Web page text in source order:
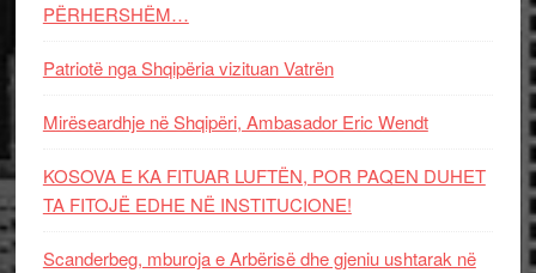
PËRHERSHËM…
Patriotë nga Shqipëria vizituan Vatrën
Mirëseardhje në Shqipëri, Ambasador Eric Wendt
KOSOVA E KA FITUAR LUFTËN, POR PAQEN DUHET
TA FITOJË EDHE NË INSTITUCIONE!
Scanderbeg, mburoja e Arbërisë dhe gjeniu ushtarak në